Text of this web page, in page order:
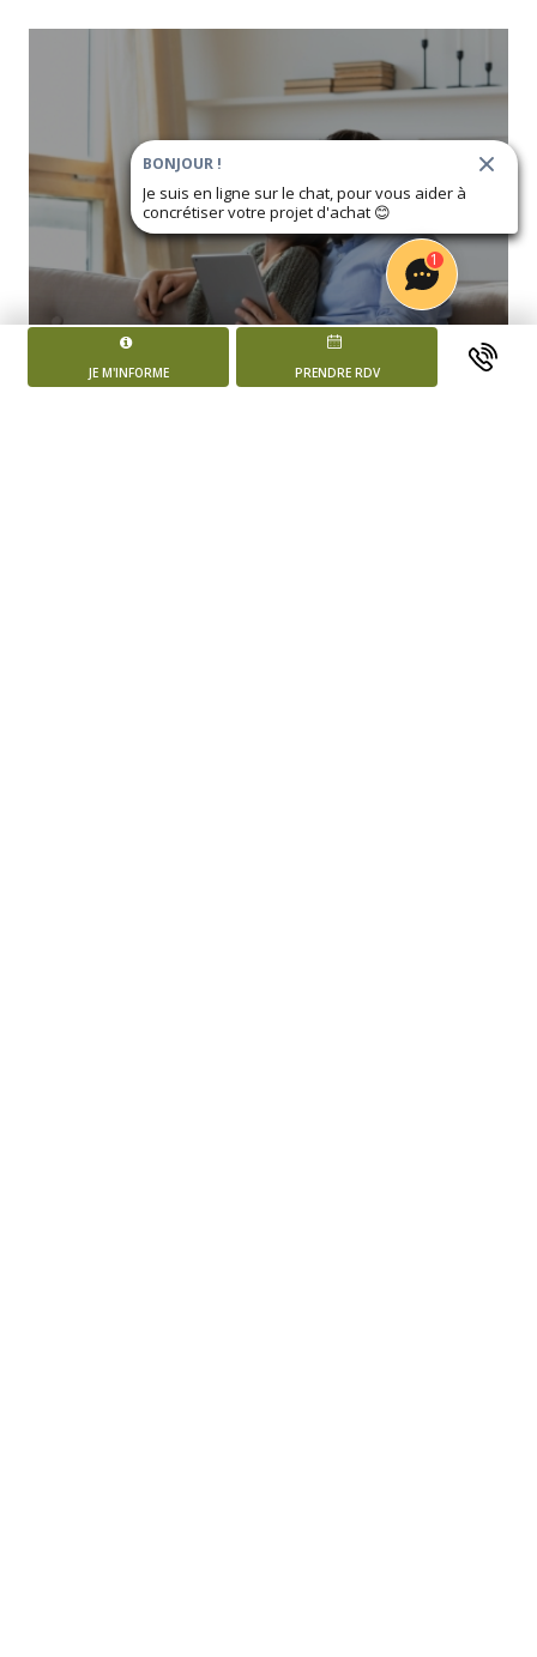
BESOIN D'INFORMATIONS ?
JE M'INFORME PRENDRE RDV
1
BONJOUR !
Je suis en ligne sur le chat, pour vous aider à
concrétiser votre projet d'achat 😊